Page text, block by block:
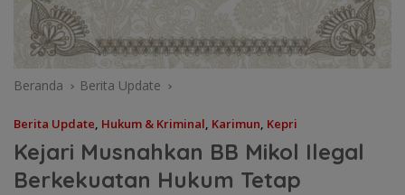
Beranda Berita Update
Berita Update, Hukum & Kriminal, Karimun, Kepri
Kejari Musnahkan BB Mikol Ilegal
Berkekuatan Hukum Tetap